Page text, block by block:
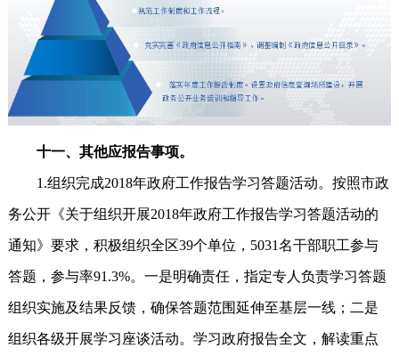
十一、其他应报告事项。
1.组织完成2018年政府工作报告学习答题活动。按照市政
务公开《关于组织开展2018年政府工作报告学习答题活动的
通知》要求，积极组织全区39个单位，5031名干部职工参与
答题，参与率91.3%。一是明确责任，指定专人负责学习答题
组织实施及结果反馈，确保答题范围延伸至基层一线；二是
组织各级开展学习座谈活动。学习政府报告全文，解读重点